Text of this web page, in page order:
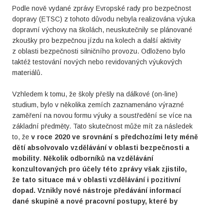
Podle nově vydané zprávy Evropské rady pro bezpečnost
dopravy (ETSC) z tohoto důvodu nebyla realizována výuka
dopravní výchovy na školách, neuskutečnily se plánované
zkoušky pro bezpečnou jízdu na kolech a další aktivity
z oblasti bezpečnosti silničního provozu. Odloženo bylo
taktéž testování nových nebo revidovaných výukových
materiálů.
Vzhledem k tomu, že školy přešly na dálkové (on-line)
studium, bylo v několika zemích zaznamenáno výrazné
zaměření na novou formu výuky a soustředění se více na
základní předměty. Tato skutečnost může mít za následek
to, že v roce 2020 ve srovnání s předchozími lety méně
dětí absolvovalo vzdělávání v oblasti bezpečnosti a
mobility. Několik odborníků na vzdělávání
konzultovaných pro účely této zprávy však zjistilo,
že tato situace má v oblasti vzdělávání i pozitivní
dopad. Vznikly nové nástroje předávání informací
dané skupině a nové pracovní postupy, které by